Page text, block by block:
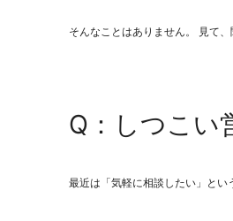
そんなことはありません。 見て
Q：しつこい
最近は「気軽に相談したい」と